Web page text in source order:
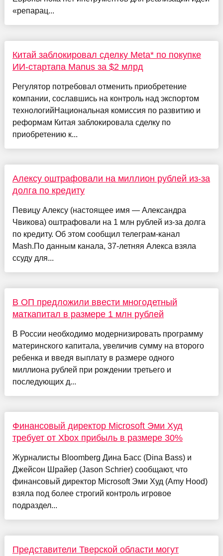
«репарац...
Китай заблокировал сделку Meta* по покупке
ИИ-стартапа Manus за $2 млрд
Регулятор потребовал отменить приобретение
компании, сославшись на контроль над экспортом
технологийНациональная комиссия по развитию и
реформам Китая заблокировала сделку по
приобретению к...
Алексу оштрафовали на миллион рублей из-за
долга по кредиту
Певицу Алексу (настоящее имя — Александра
Чвикова) оштрафовали на 1 млн рублей из-за долга
по кредиту. Об этом сообщил телеграм-канал
Mash.По данным канала, 37-летняя Алекса взяла
ссуду для...
В ОП предложили ввести многодетный
маткапитал в размере 1 млн рублей
В России необходимо модернизировать программу
материнского капитала, увеличив сумму на второго
ребенка и введя выплату в размере одного
миллиона рублей при рождении третьего и
последующих д...
Финансовый директор Microsoft Эми Худ
требует от Xbox прибыль в размере 30%
Журналисты Bloomberg Дина Басс (Dina Bass) и
Джейсон Шрайер (Jason Schrier) сообщают, что
финансовый директор Microsoft Эми Худ (Amy Hood)
взяла под более строгий контроль игровое
подраздел...
Представители Тверской области могут